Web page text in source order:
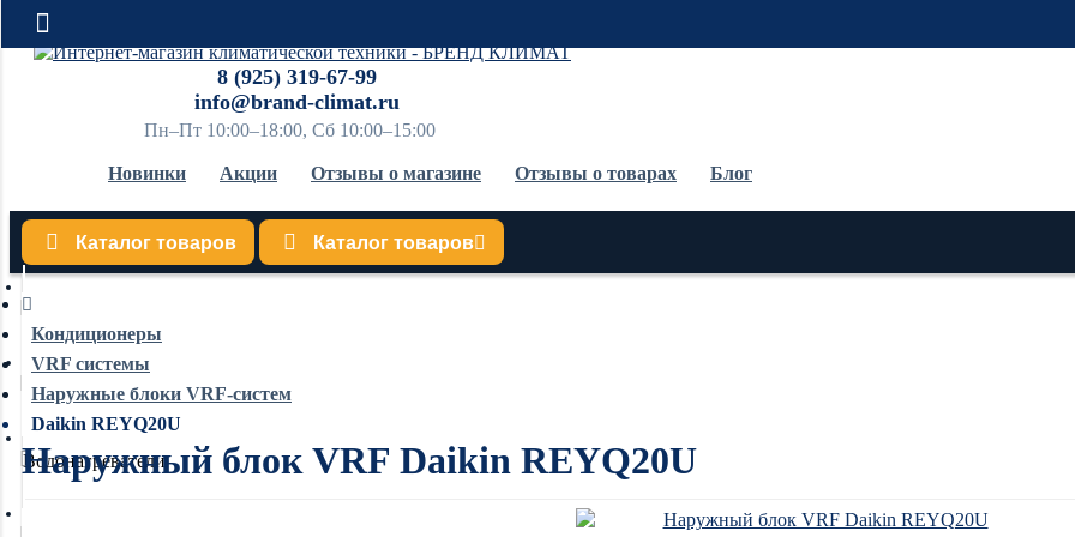
8 (925) 319-67-99
info@brand-climat.ru
Пн–Пт 10:00–18:00, Сб 10:00–15:00
Новинки Акции Отзывы о магазине Отзывы о товарах Блог
Каталог товаров Каталог товаров
Кондиционеры
Обогреватели
Водонагреватели
Кондиционеры
VRF системы
Наружные блоки VRF-систем
Daikin REYQ20U
Наружный блок VRF Daikin REYQ20U